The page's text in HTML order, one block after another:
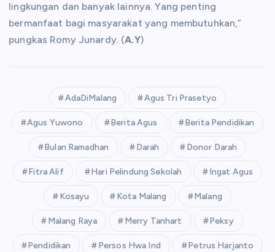
lingkungan dan banyak lainnya. Yang penting
bermanfaat bagi masyarakat yang membutuhkan,”
pungkas Romy Junardy. (A.Y)
AdaDiMalang Agus Tri Prasetyo
Agus Yuwono Berita Agus Berita Pendidikan
Bulan Ramadhan Darah Donor Darah
Fitra Alif Hari Pelindung Sekolah Ingat Agus
Kosayu Kota Malang Malang
Malang Raya Merry Tanhart Peksy
Pendidikan Persos Hwa Ind Petrus Harjanto